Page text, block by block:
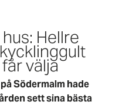
Hellre
välja
Södermalm hade
sett sina bästa